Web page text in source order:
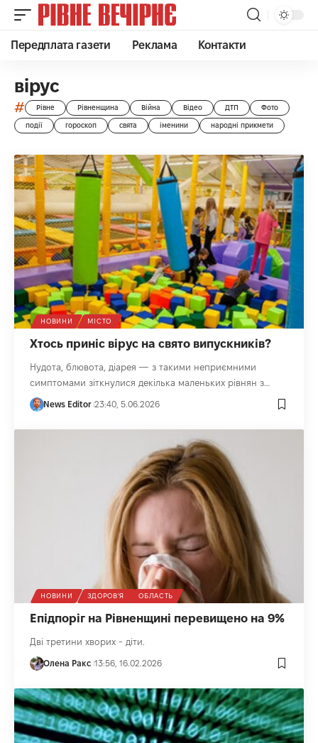
Передплата газети Реклама Контакти
вірус
# Рівне Рівненщина Війна Відео ДТП Фото
події гороскоп свята іменини народні прикмети
НОВИНИ МІСТО
Хтось приніс вірус на свято випускників?
Нудота, блювота, діарея — з такими неприємними
симптомами зіткнулися декілька маленьких рівнян з…
News Editor 23:40, 5.06.2026
НОВИНИ ЗДОРОВ'Я ОБЛАСТЬ
Епідпоріг на Рівненщині перевищено на 9%
Дві третини хворих - діти.
Олена Ракс 13:56, 16.02.2026